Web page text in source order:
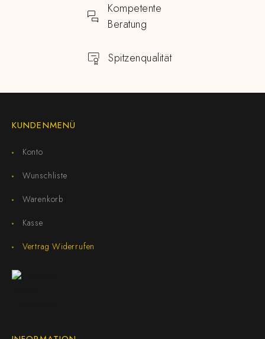
Kompetente
Beratung
Spitzenqualität
KUNDENMENÜ
Konto
Wunschliste
Warenkorb
Kasse
Vertrag Widerrufen